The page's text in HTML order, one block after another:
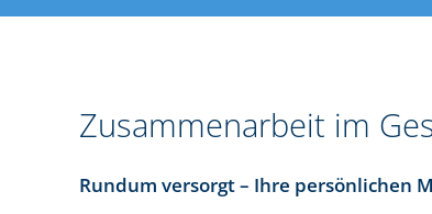
Zusammenarbeit im
Rundum versorgt – Ihre persönlichen